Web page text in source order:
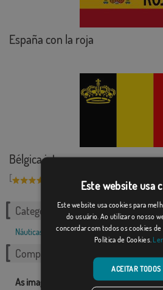
España con la roja
Bélgica iates
[
Categorias relacionadas:
Náuticas
Compartilhe esta bandeira
As imagens e outros recursos
Este website usa
Este website usa cookies para
do usuário. Ao utilizar o nosso
concordar com todos os cookies de
Política de Cookies.
ACEITAR TODOS